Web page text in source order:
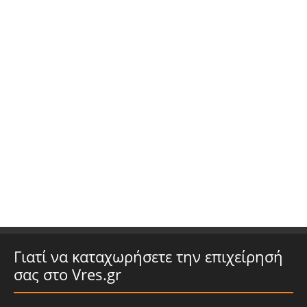
Γιατί να καταχωρήσετε την επιχείρησή
σας στο Vres.gr